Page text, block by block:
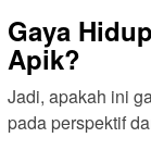
Gaya
Apik?
Jadi, apakah ini
pada perspektif